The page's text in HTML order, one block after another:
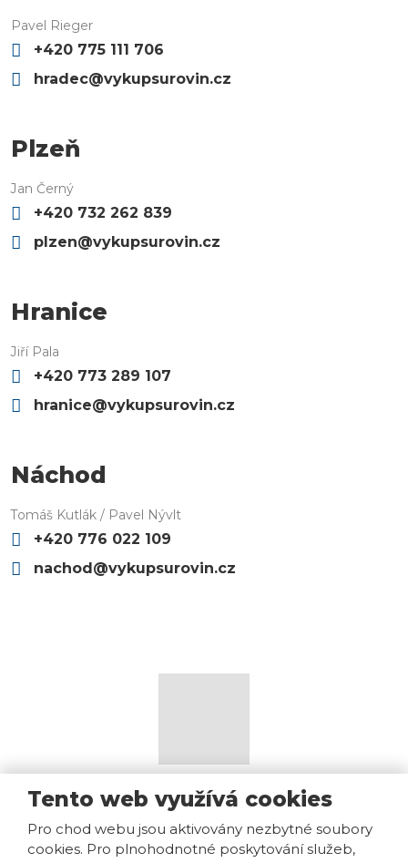
Pavel Rieger
+420 775 111 706
hradec@vykupsurovin.cz
Plzeň
Jan Černý
+420 732 262 839
plzen@vykupsurovin.cz
Hranice
Jiří Pala
+420 773 289 107
hranice@vykupsurovin.cz
Náchod
Tomáš Kutlák / Pavel Nývlt
+420 776 022 109
nachod@vykupsurovin.cz
© 2026, VS Výkup Surovin s.r.o., vytvořila eBRÁNA s.r.o.
osobních údajů
Tento web využívá cookies
Pro chod webu jsou aktivovány nezbytné soubory
cookies. Pro plnohodnotné poskytování služeb,